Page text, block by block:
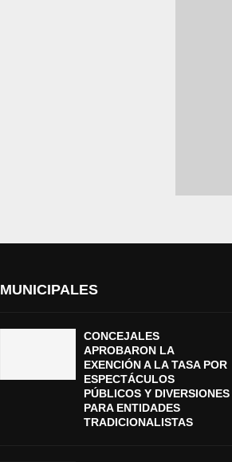
MUNICIPALES
CONCEJALES
APROBARON LA
EXENCIÓN A LA TASA POR
ESPECTÁCULOS
PÚBLICOS Y DIVERSIONES
PARA ENTIDADES
TRADICIONALISTAS